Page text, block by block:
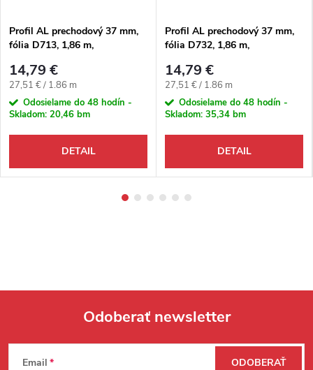
Profil AL prechodový 37 mm,
fólia D713, 1,86 m,
3v1 Egger
14,79 €
Jednotková cena:
27,51 € / 1.86 m
Odosielame do 48 hodín -
Skladom: 20,46 bm
DETAIL
Profil AL prechodový 37 mm,
fólia D732, 1,86 m,
3v1 Egger
14,79 €
Jednotková cena:
27,51 € / 1.86 m
Odosielame do 48 hodín -
Skladom: 35,34 bm
DETAIL
Zápätie
Odoberať newsletter
Email ODOBERAŤ